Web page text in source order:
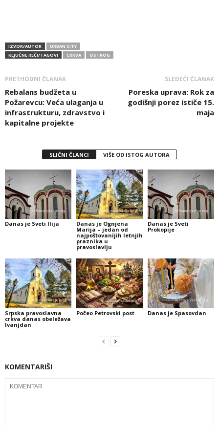
IZVOR/AUTOR
URBAN CITY
KLJUČNE REČI/TAGOVI
CRKVA OSTROG
PRETHODNI ČLANAK
Rebalans budžeta u
Požarevcu: Veća ulaganja u
infrastrukturu, zdravstvo i
kapitalne projekte
SLEDEĆI ČLANAK
Poreska uprava: Rok za
godišnji porez ističe 15.
maja
SLIČNI ČLANCI VIŠE OD ISTOG AUTORA
Danas je Sveti Ilija
Danas je Ognjena
Marija – jedan od
najpoštovanijih letnjih
praznika u
pravoslavlju
Danas je Sveti
Prokopije
Srpska pravoslavna
crkva danas obeležava
Ivanjdan
Počeo Petrovski post Danas je Spasovdan
KOMENTARIŠI